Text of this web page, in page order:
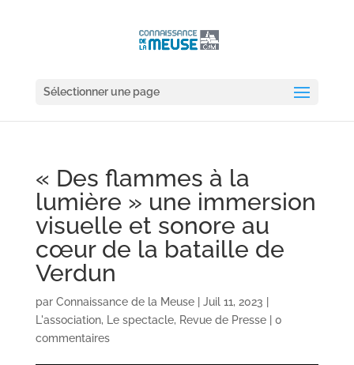
Sélectionner une page
« Des flammes à la
lumière » une immersion
visuelle et sonore au
cœur de la bataille de
Verdun
par Connaissance de la Meuse| Juil 11, 2023
L'association, Le spectacle, Revue de Presse| 0
commentaires